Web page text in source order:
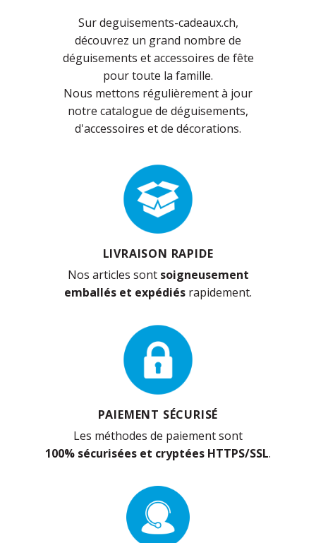
Sur deguisements-cadeaux.ch,
découvrez un grand nombre de
déguisements et accessoires de fête
pour toute la famille.
Nous mettons régulièrement à jour
notre catalogue de déguisements,
d'accessoires et de décorations.
LIVRAISON RAPIDE
Nos articles sont soigneusement
emballés et expédiés rapidement.
PAIEMENT SÉCURISÉ
Les méthodes de paiement sont
100% sécurisées et cryptées HTTPS/SSL.